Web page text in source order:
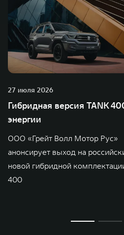
27 июля 2026
Гибридная версия TANK
энергии
ООО «Грейт Волл Мотор Рус»
анонсирует выход на
новой гибридной
400